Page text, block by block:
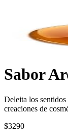
Sabor
Deleita los
creaciones de
$3290